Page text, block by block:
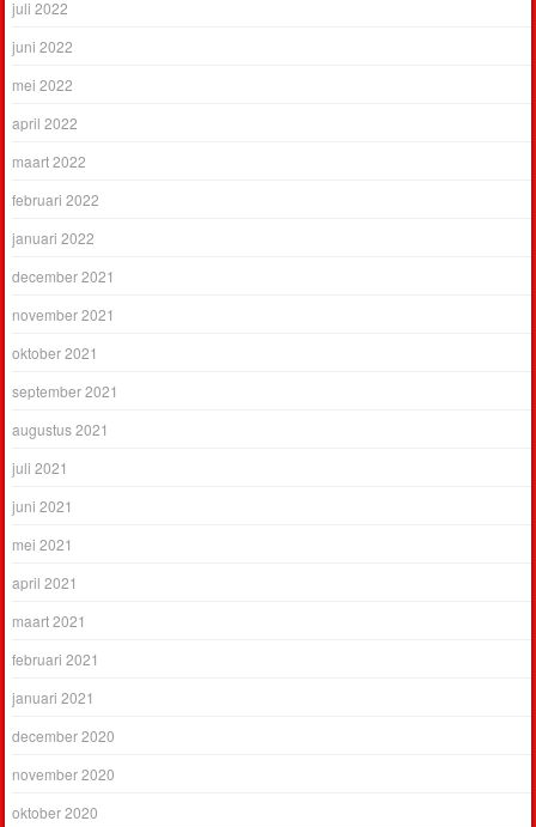
juli 2022
juni 2022
mei 2022
april 2022
maart 2022
februari 2022
januari 2022
december 2021
november 2021
oktober 2021
september 2021
augustus 2021
juli 2021
juni 2021
mei 2021
april 2021
maart 2021
februari 2021
januari 2021
december 2020
november 2020
oktober 2020